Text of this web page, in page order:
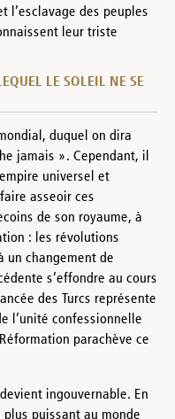
l’esclavage des peuples
leur triste
LE SOLEIL NE SE
duquel on dira
jamais ». Cependant, il
universel et
asseoir ces
de son royaume, à
: les révolutions
un changement de
s’effondre au cours
des Turcs représente
l’unité confessionnelle
parachève ce
ingouvernable. En
plus puissant au monde